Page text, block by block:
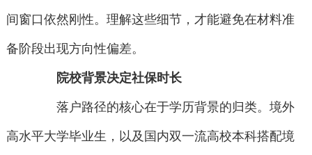
间窗口依然刚性。理解这些细节，才能避免在材料准
备阶段出现方向性偏差。
院校背景决定社保时长
落户路径的核心在于学历背景的归类。境外
高水平大学毕业生，以及国内双一流高校本科搭配境